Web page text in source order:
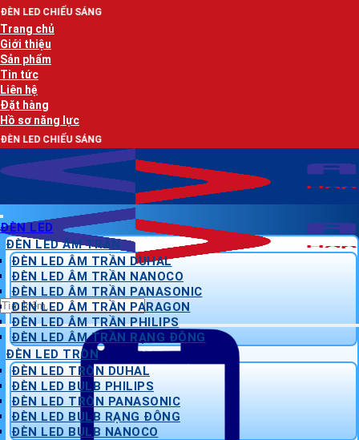
Bỏ
qua
nội
dung
Trang chủ
Giới thiệu
Sản phẩm
Tin tức
Liên hệ
Đặt hàng
Hồ sơ năng lực
Tìm
kiếm:
ĐÈN LED
ĐÈN LED ÂM TRẦN
ĐÈN LED ÂM TRẦN DUHAL
ĐÈN LED ÂM TRẦN NANOCO
ĐÈN LED ÂM TRẦN PANASONIC
ĐÈN LED ÂM TRẦN PARAGON
ĐÈN LED ÂM TRẦN PHILIPS
ĐÈN LED ÂM TRẦN RẠNG ĐÔNG
ĐÈN LED TRÒN
ĐÈN LED TRÒN DUHAL
ĐÈN LED BULB PHILIPS
ĐÈN LED TRÒN PANASONIC
ĐÈN LED BULB RẠNG ĐÔNG
ĐÈN LED BULB NANOCO